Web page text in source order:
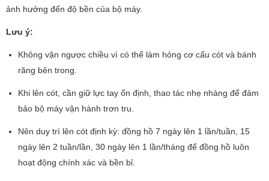
ảnh hưởng đến độ bền của bộ máy.
Lưu ý:
Không vặn ngược chiều vì có thể làm hỏng cơ cấu cót và bánh
răng bên trong.
Khi lên cót, cần giữ lực tay ổn định, thao tác nhẹ nhàng để đảm
bảo bộ máy vận hành trơn tru.
Nên duy trì lên cót định kỳ: đồng hồ 7 ngày lên 1 lần/tuần, 15
ngày lên 2 tuần/lần, 30 ngày lên 1 lần/tháng để đồng hồ luôn
hoạt động chính xác và bền bỉ.